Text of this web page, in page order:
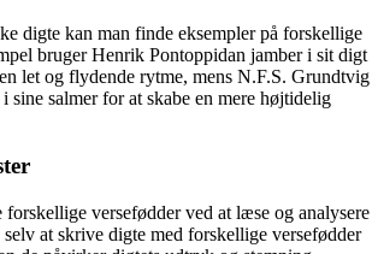
digte kan man finde eksempler på forskellige
bruger Henrik Pontoppidan jamber i sit digt
let og flydende rytme, mens N.F.S. Grundtvig
sine salmer for at skabe en mere højtidelig
versefødder ved at læse og analysere
at skrive digte med forskellige versefødder